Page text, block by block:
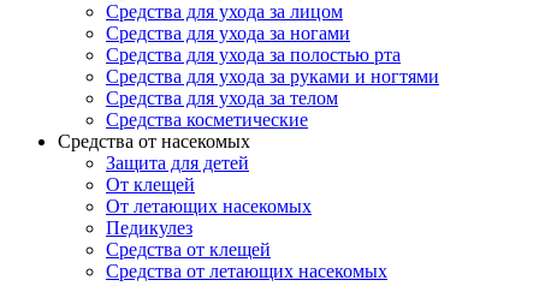
Средства для ухода за лицом
Средства для ухода за ногами
Средства для ухода за полостью рта
Средства для ухода за руками и ногтями
Средства для ухода за телом
Средства косметические
Средства от насекомых
Защита для детей
От клещей
От летающих насекомых
Педикулез
Средства от клещей
Средства от летающих насекомых